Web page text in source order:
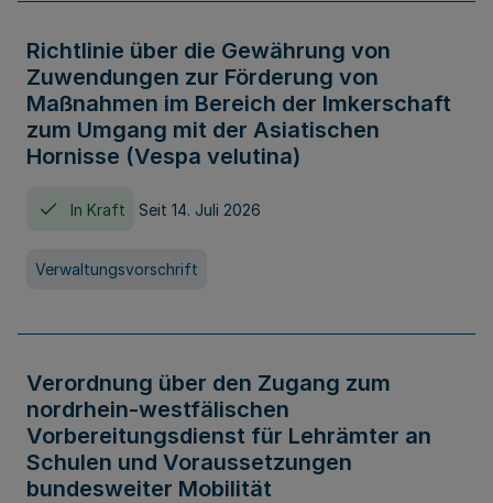
Richtlinie über die Gewährung von
Zuwendungen zur Förderung von
Maßnahmen im Bereich der Imkerschaft
zum Umgang mit der Asiatischen
Hornisse (Vespa velutina)
In Kraft Seit 14. Juli 2026
Verwaltungsvorschrift
Verordnung über den Zugang zum
nordrhein-westfälischen
Vorbereitungsdienst für Lehrämter an
Schulen und Voraussetzungen
bundesweiter Mobilität